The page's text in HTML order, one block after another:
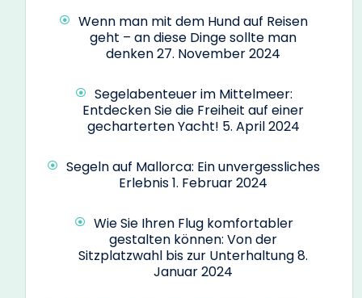
Wenn man mit dem Hund auf Reisen
geht – an diese Dinge sollte man
denken27. November 2024
Segelabenteuer im Mittelmeer:
Entdecken Sie die Freiheit auf einer
gecharterten Yacht! 5. April 2024
Segeln auf Mallorca: Ein unvergessliches
Erlebnis1. Februar 2024
Wie Sie Ihren Flug komfortabler
gestalten können: Von der
Sitzplatzwahl bis zur Unterhaltung8.
Januar 2024